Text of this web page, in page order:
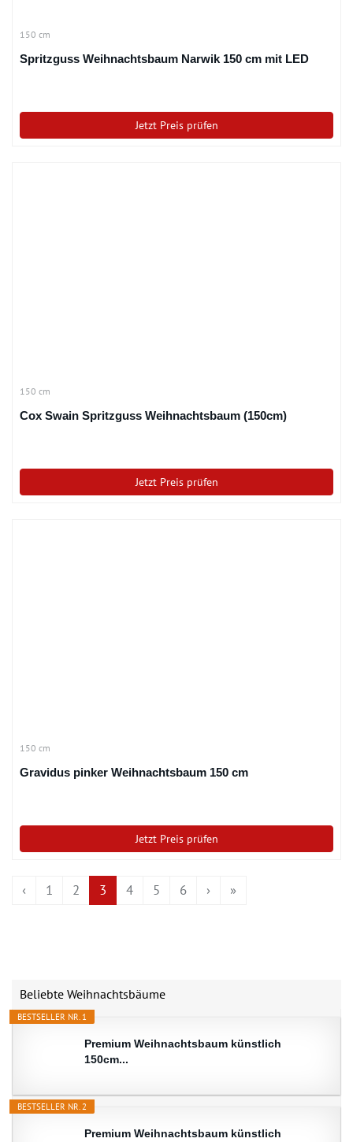
150 cm
Spritzguss Weihnachtsbaum Narwik 150 cm mit LED
Jetzt Preis prüfen
150 cm
Cox Swain Spritzguss Weihnachtsbaum (150cm)
Jetzt Preis prüfen
150 cm
Gravidus pinker Weihnachtsbaum 150 cm
Jetzt Preis prüfen
‹ 1 2 3 4 5 6 › »
Beliebte Weihnachtsbäume
BESTSELLER NR. 1
Premium Weihnachtsbaum künstlich
150cm...
BESTSELLER NR. 2
Premium Weihnachtsbaum künstlich